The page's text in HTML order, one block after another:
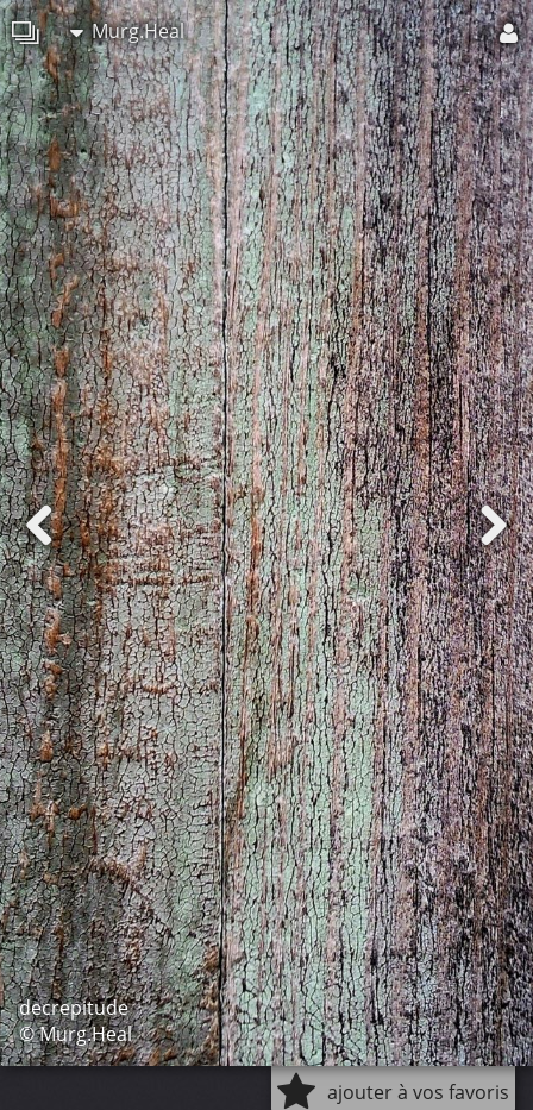
Murg.Heal
decrepitude
© Murg.Heal
ajouter à vos favoris